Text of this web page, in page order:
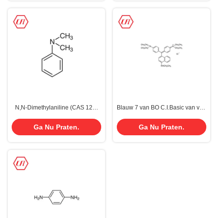
N,N-Dimethylaniline (CAS 121-
Ga Nu Praten.
Blauw 7 van BO C.I.Basic van verf
Cas 2390-60-5
Ga Nu Praten.